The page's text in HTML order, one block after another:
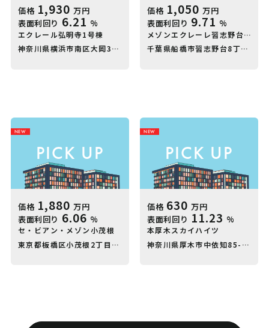
価格1,930 万円
表面利回り 6.21 %
エクレール弘明寺1号棟
神奈川県横浜市南区大岡3丁目21‐1
横浜市営地下鉄ブルーライン「
価格1,050 万円
表面利回り 9.71 %
メゾンエクレーレ習志野台B棟
千葉県船橋市習志野台8丁目37-2
NEW
PICK UP
価格1,880 万円
表面利回り 6.06 %
セ・ビアン・メゾン小茂根
東京都板橋区小茂根2丁目5-13
東京メトロ有楽町 副都心線 西武有
NEW
PICK UP
価格630 万円
表面利回り 11.23 %
本厚木スカイハイツ
神奈川県厚木市中依知85-1小田
SMARG WealthはGOODLIFEが運営しています。
中古ファミリーマンションに特化したポータルサイト。
キャンペーンやイベント情報をチェック！
お得な物件情報をお見逃しなく。
会員登録でメルマガを受け取る
SNS